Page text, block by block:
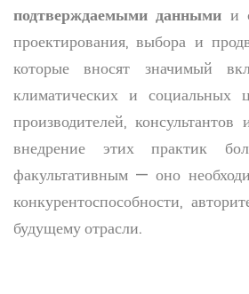
подтверждаемыми данными и
проектирования, выбора и
которые вносят значимый
климатических и социальных
производителей,
внедрение этих практик
факультативным — оно
конкурентоспособности,
будущему отрасли.